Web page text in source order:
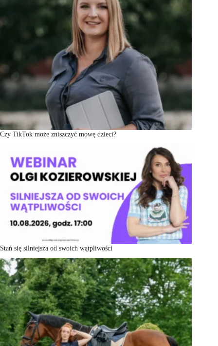
Czy TikTok może zniszczyć mowę dzieci?
Stań się silniejsza od swoich wątpliwości